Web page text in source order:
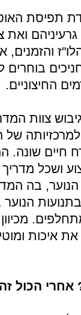
תפיסת
ואת
והזמנים,
החיצוניים.
צוות
חיים
ושכל
בה
מכיוון
את איכות
הכול